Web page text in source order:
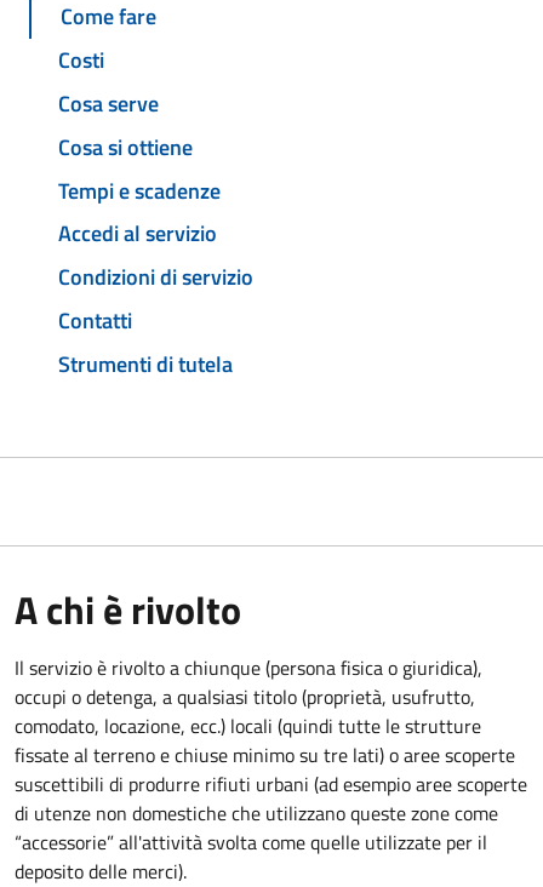
Come fare
Costi
Cosa serve
Cosa si ottiene
Tempi e scadenze
Accedi al servizio
Condizioni di servizio
Contatti
Strumenti di tutela
A chi è rivolto
Il servizio è rivolto a chiunque (persona fisica o giuridica),
occupi o detenga, a qualsiasi titolo (proprietà, usufrutto,
comodato, locazione, ecc.) locali (quindi tutte le strutture
fissate al terreno e chiuse minimo su tre lati) o aree scoperte
suscettibili di produrre rifiuti urbani (ad esempio aree scoperte
di utenze non domestiche che utilizzano queste zone come
“accessorie” all'attività svolta come quelle utilizzate per il
deposito delle merci).